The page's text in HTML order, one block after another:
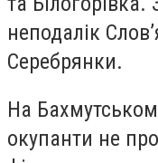
неподалік
Серебрянки.
На
окупанти не